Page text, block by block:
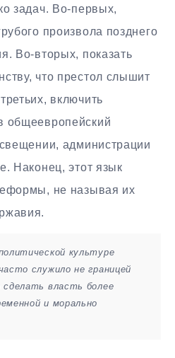
задач. Во-первых,
произвола позднего
Во-вторых, показать
что престол слышит
включить
общеевропейский
администрации
Наконец, этот язык
не называя их
культуре
служило не границей
власть более
и морально